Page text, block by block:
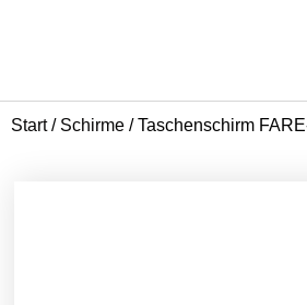
Start/ Schirme / Taschenschirm